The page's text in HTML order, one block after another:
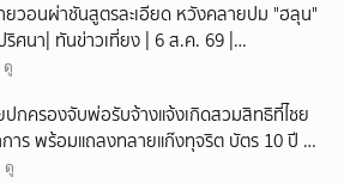
วอนผ่าชันสูตรละเอียด หวังคลายปม "ฮลุน"
ศนา| ทันข่าวเที่ยง | 6 ส.ค. 69 |
ดู
ปกครองจับพ่อรับจ้างแจ้งเกิดสวมสิทธิที่ไชย
การ พร้อมแถลงทลายแก๊งทุจริต บัตร 10 ปี ที่
ด
ดู